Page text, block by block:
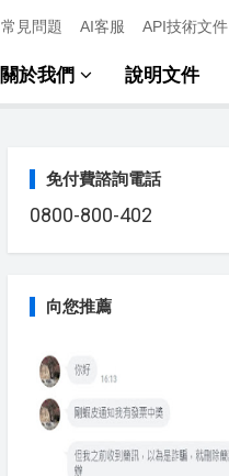
常見問題 AI客服 API技術文件
關於我們 說明文件
免付費諮詢電話
0800-800-402
向您推薦